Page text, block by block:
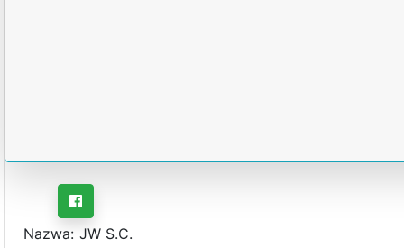
Nazwa: JW S.C.